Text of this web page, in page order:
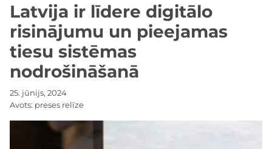
Latvija ir līdere digitālo
risinājumu un pieejamas
tiesu sistēmas
nodrošināšanā
25. jūnijs, 2024
Avots: preses relīze